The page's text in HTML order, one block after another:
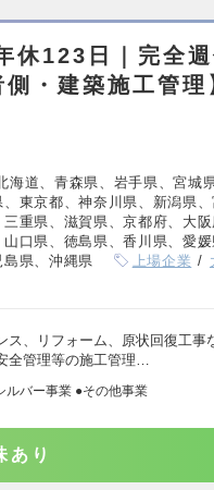
休123日｜完全
・建築施工管理
海道、青森県、岩手県、宮城
東京都、神奈川県、新潟県
重県、滋賀県、京都府、大
口県、徳島県、香川県、愛
県、沖縄県
上場企業
ス、リフォーム、原状回復工事
全管理等の施工管理…
ルバー事業 ●その他事業
あり